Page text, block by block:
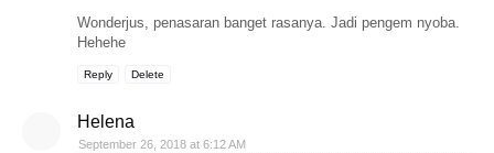
Wonderjus, penasaran banget rasanya. Jadi pengem nyoba.
Hehehe
Reply Delete
Helena
September 26, 2018 at 6:12 AM